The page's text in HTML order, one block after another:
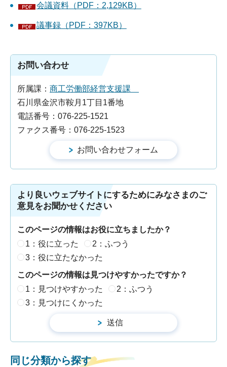
会議資料（PDF：2,129KB）
議事録（PDF：397KB）
お問い合わせ
所属課： 商工労働部経営支援課
石川県金沢市鞍月1丁目1番地
電話番号：076-225-1521
ファクス番号：076-225-1523
より良いウェブサイトにするためにみなさまのご
意見をお聞かせください
このページの情報はお役に立ちましたか？
1：役に立った
2：ふつう
3：役に立たなかった
このページの情報は見つけやすかったですか？
1：見つけやすかった
2：ふつう
3：見つけにくかった
同じ分類から探す